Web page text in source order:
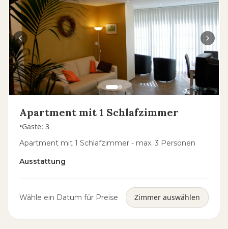
Apartment mit 1 Schlafzimmer
•Gäste: 3
Apartment mit 1 Schlafzimmer - max. 3 Personen
Ausstattung
Wähle ein Datum für Preise Zimmer auswählen